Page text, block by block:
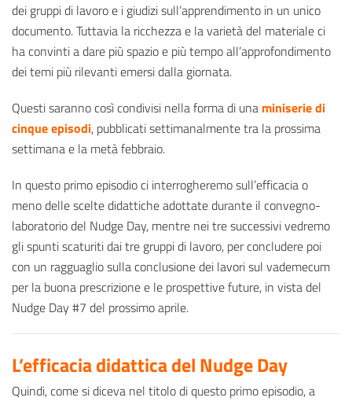
dei gruppi di lavoro e i giudizi sull’apprendimento in un unico
documento. Tuttavia la ricchezza e la varietà del materiale ci
ha convinti a dare più spazio e più tempo all’approfondimento
dei temi più rilevanti emersi dalla giornata.
Questi saranno così condivisi nella forma di una miniserie di
cinque episodi, pubblicati settimanalmente tra la prossima
settimana e la metà febbraio.
In questo primo episodio ci interrogheremo sull’efficacia o
meno delle scelte didattiche adottate durante il convegno-
laboratorio del Nudge Day, mentre nei tre successivi vedremo
gli spunti scaturiti dai tre gruppi di lavoro, per concludere poi
con un ragguaglio sulla conclusione dei lavori sul vademecum
per la buona prescrizione e le prospettive future, in vista del
Nudge Day #7 del prossimo aprile.
L’efficacia didattica del Nudge Day
Quindi, come si diceva nel titolo di questo primo episodio, a